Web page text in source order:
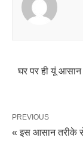
घर पर ही यूं
PREVIOUS
« इस आसान तरीके